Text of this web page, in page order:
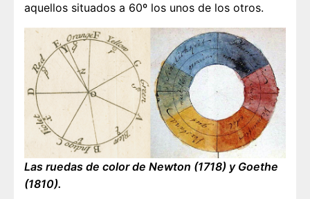
aquellos situados a 60º los unos de los otros.
Las ruedas de color de Newton (1718) y Goethe
(1810).